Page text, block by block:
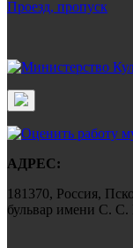
Проезд, пропуск
АДРЕС:
181370, Россия,
бульвар имени С. С.